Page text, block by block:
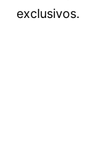
exclusivos.